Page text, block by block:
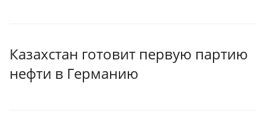
Казахстан готовит первую партию
нефти в Германию